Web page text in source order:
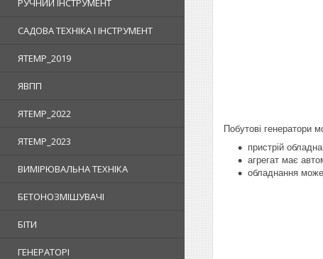
РУЧНИЙ ІНСТРУМЕНТ
САДОВА ТЕХНІКА І ІНСТРУМЕНТ
ЯTEMP_2019
ЯВПП
ЯTEMP_2022
ЯTEMP_2023
ВИМІРЮВАЛЬНА ТЕХНІКА
БЕТОНОЗМІШУВАЧІ
БІТИ
ГЕНЕРАТОРІ
Побутові генератори
пристрій
агрегат має
обладнання